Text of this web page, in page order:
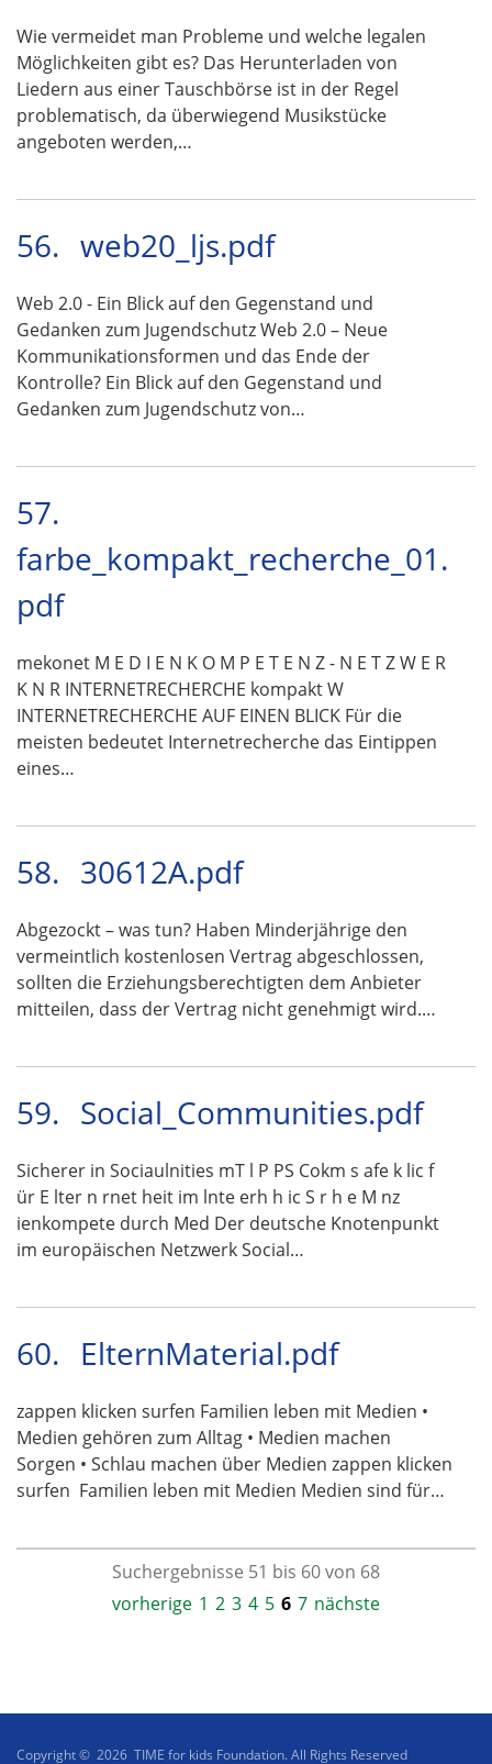
Wie vermeidet man Probleme und welche legalen
Möglichkeiten gibt es? Das Herunterladen von
Liedern aus einer Tauschbörse ist in der Regel
problematisch, da überwiegend Musikstücke
angeboten werden,…
56. web20_ljs.pdf
Web 2.0 - Ein Blick auf den Gegenstand und
Gedanken zum Jugendschutz Web 2.0 – Neue
Kommunikationsformen und das Ende der
Kontrolle? Ein Blick auf den Gegenstand und
Gedanken zum Jugendschutz von…
57.
farbe_kompakt_recherche_01.
pdf
mekonet M E D I E N K O M P E T E N Z - N E T Z W E R
K N R INTERNETRECHERCHE kompakt W
INTERNETRECHERCHE AUF EINEN BLICK Für die
meisten bedeutet Internetrecherche das Eintippen
eines…
58. 30612A.pdf
Abgezockt – was tun? Haben Minderjährige den
vermeintlich kostenlosen Vertrag abgeschlossen,
sollten die Erziehungsberechtigten dem Anbieter
mitteilen, dass der Vertrag nicht genehmigt wird.…
59. Social_Communities.pdf
Sicherer in Sociaulnities mT l P PS Cokm s afe k lic f
ür E lter n rnet heit im lnte erh h ic S r h e M nz
ienkompete durch Med Der deutsche Knotenpunkt
im europäischen Netzwerk Social…
60. ElternMaterial.pdf
zappen klicken surfen Familien leben mit Medien •
Medien gehören zum Alltag • Medien machen
Sorgen • Schlau machen über Medien zappen klicken
surfen  Familien leben mit Medien Medien sind für…
Suchergebnisse 51 bis 60 von 68
vorherige 1 2 3 4 5 6 7 nächste
Copyright © 2026 TIME for kids Foundation. All Rights Reserved